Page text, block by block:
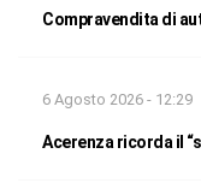
Compravendita di
6 Agosto 2026 - 12:29
Acerenza ricorda il